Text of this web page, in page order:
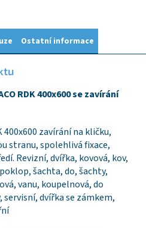
Ostatní informace
RDK 400x600 se zavírání
400x600 zavírání na kličku,
stranu, spolehlivá fixace,
Revizní, dvířka, kovová, kov,
šachta, do, šachty,
vanu, koupelnová, do
dvířka se zámkem,